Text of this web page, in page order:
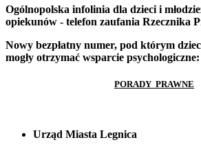
Ogólnopolska infolinia dla dzieci i
opiekunów - telefon zaufania Rzecznika
Nowy bezpłatny numer, pod którym
mogły otrzymać wsparcie
PORADY PRAWNE
Urząd Miasta Legnica